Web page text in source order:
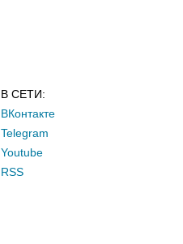
В СЕТИ:
ВКонтакте
Telegram
Youtube
RSS